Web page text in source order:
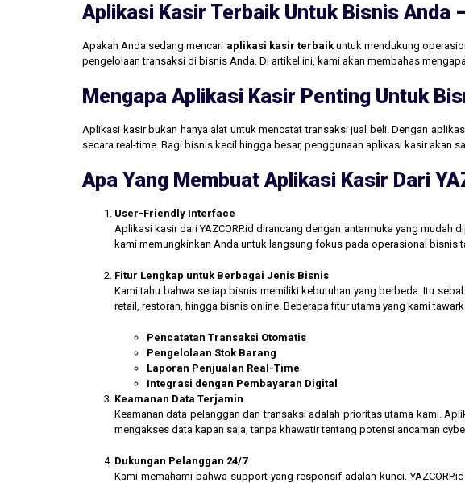
Aplikasi Kasir Terbaik Untuk Bisnis Anda –
Apakah Anda sedang mencari aplikasi kasir terbaikuntuk mendukung
pengelolaan transaksi di bisnis Anda. Di artikel ini, kami akan membahas
Mengapa Aplikasi Kasir Penting Untuk
Aplikasi kasir bukan hanya alat untuk mencatat transaksi jual beli. Dengan
secara real-time. Bagi bisnis kecil hingga besar, penggunaan aplikasi kasir akan
Apa Yang Membuat Aplikasi Kasir Dari
User-Friendly Interface
Aplikasi kasir dari YAZCORP.id dirancang dengan antarmuka yang
kami memungkinkan Anda untuk langsung fokus pada operasional bisnis
Fitur Lengkap untuk Berbagai Jenis Bisnis
Kami tahu bahwa setiap bisnis memiliki kebutuhan yang berbeda. Itu
retail, restoran, hingga bisnis online. Beberapa fitur utama yang kami
Pencatatan Transaksi Otomatis
Pengelolaan Stok Barang
Laporan Penjualan Real-Time
Integrasi dengan Pembayaran Digital
Keamanan Data Terjamin
Keamanan data pelanggan dan transaksi adalah prioritas utama kami.
mengakses data kapan saja, tanpa khawatir tentang potensi ancaman
Dukungan Pelanggan 24/7
Kami memahami bahwa support yang responsif adalah kunci.